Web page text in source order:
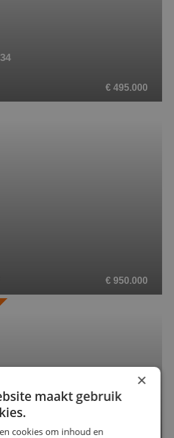
€ 495.000
€ 950.000
×
maakt gebruik
cookies om inhoud en